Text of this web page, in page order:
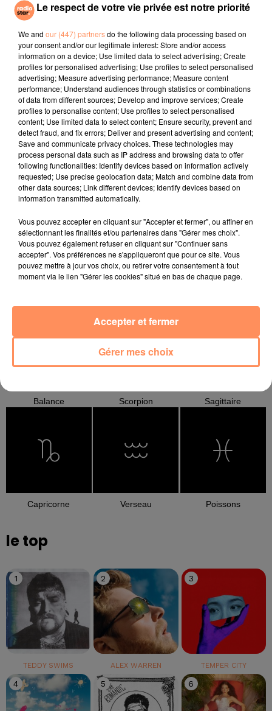
TAME IMPALA, JENNIE
Dracula Despecha Caméra
l'horoscope
Bélier Taureau
Balance Scorpion Sagittaire
Capricorne Verseau Poissons
le top
1
TEDDY SWIMS
2
ALEX WARREN
3
TEMPER CITY
4 5 6
Le respect de votre vie privée est notre priorité
We and our (447) partnersdo the following data processing based on
your consent and/or our legitimate interest: Store and/or access
information on a device; Use limited data to select advertising; Create
profiles for personalised advertising; Use profiles to select personalised
advertising; Measure advertising performance; Measure content
performance; Understand audiences through statistics or combinations
of data from different sources; Develop and improve services; Create
profiles to personalise content; Use profiles to select personalised
content; Use limited data to select content; Ensure security, prevent and
detect fraud, and fix errors; Deliver and present advertising and content;
Save and communicate privacy choices. These technologies may
process personal data such as IP address and browsing data to offer
following functionalities: Identify devices based on information actively
requested; Use precise geolocation data; Match and combine data from
other data sources; Link different devices; Identify devices based on
information transmitted automatically.
Vous pouvez accepter en cliquant sur "Accepter et fermer", ou affiner en
sélectionnant les finalités et/ou partenaires dans "Gérer mes choix".
Vous pouvez également refuser en cliquant sur "Continuer sans
accepter". Vos préférences ne s'appliqueront que pour ce site. Vous
pouvez mettre à jour vos choix, ou retirer votre consentement à tout
moment via le lien "Gérer les cookies" situé en bas de chaque page.
Gérer mes choix
Accepter et fermer